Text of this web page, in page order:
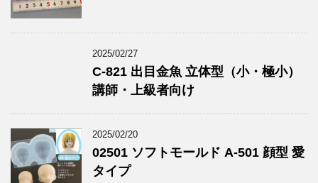
2025/02/27
C-821 出目金魚 立体型（小・極小）
講師・上級者向け
2025/02/20
02501 ソフトモールド A-501 顔型 愛
タイプ